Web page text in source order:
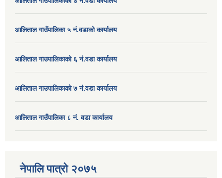
आलिताल गाउँपालिका ५ नं.वडाको कार्यालय
आलिताल गाउपालिकाको ६ नं.वडा कार्यालय
आलिताल गाउपालिकाको ७ नं.वडा कार्यालय
आलिताल गाउँपालिका ८ नं. वडा कार्यालय
नेपालि पात्रो २०७५